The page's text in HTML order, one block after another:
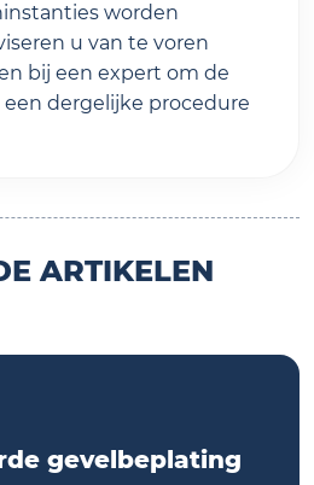
worden
u van te voren
bij een expert om de
een dergelijke procedure
ARTIKELEN
gevelbeplating